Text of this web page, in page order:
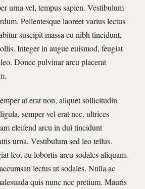
urna vel, tempus sapien. Vestibulum
Pellentesque laoreet varius lectus
suscipit massa eu nibh tincidunt,
Integer in augue euismod, feugiat
Donec pulvinar arcu placerat
at erat non, aliquet sollicitudin
semper vel erat nec, ultrices
eleifend arcu in dui tincidunt
urna. Vestibulum sed leo tellus.
leo, eu lobortis arcu sodales aliquam.
lectus ut sodales. Nulla ac
quis nunc nec pretium. Mauris